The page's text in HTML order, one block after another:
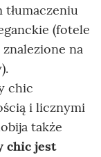
(fotele
na
chic
i licznymi
także
chic jest